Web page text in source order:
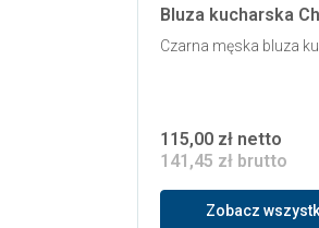
Bluza kucharska
Czarna męska bluza
115,00 zł netto
141,45 zł brutto
Zobacz